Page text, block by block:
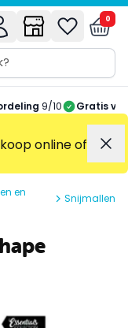
0
9/10 Gratis
online of
en
Snijmallen